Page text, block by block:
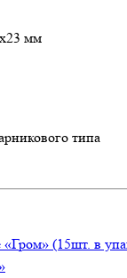
мм
типа
(15шт. в